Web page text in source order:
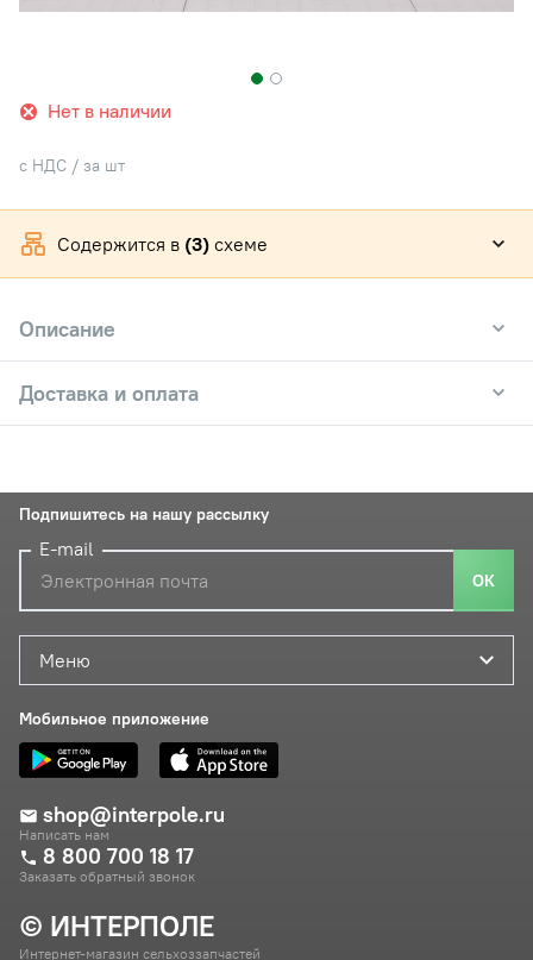
Нет в наличии
с НДС / за шт
Содержится в (3) схеме
Описание
Доставка и оплата
© ИНТЕРПОЛЕ
Интернет-магазин сельхоззапчастей
Меню
Мобильное приложение
shop@interpole.ru
Написать нам
8 800 700 18 17
Заказать обратный звонок
Подпишитесь на нашу рассылку
E-mail
ОК